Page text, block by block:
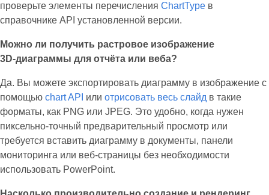
проверьте элементы перечисления ChartType в
справочнике API установленной версии.
Можно ли получить растровое изображение
3D‑диаграммы для отчёта или веба?
Да. Вы можете экспортировать диаграмму в изображение с
помощью chart API или отрисовать весь слайд в такие
форматы, как PNG или JPEG. Это удобно, когда нужен
пиксельно‑точный предварительный просмотр или
требуется вставить диаграмму в документы, панели
мониторинга или веб‑страницы без необходимости
использовать PowerPoint.